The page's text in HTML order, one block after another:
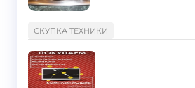
СКУПКА ТЕХНИКИ